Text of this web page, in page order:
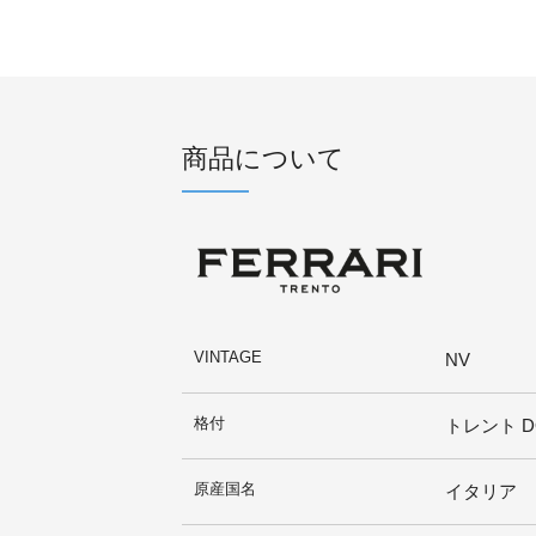
商品について
VINTAGE NV
格付 トレント
原産国名 イタリア